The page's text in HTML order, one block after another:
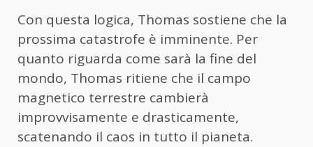
Con questa logica, Thomas sostiene che la
prossima catastrofe è imminente. Per
quanto riguarda come sarà la fine del
mondo, Thomas ritiene che il campo
magnetico terrestre cambierà
improvvisamente e drasticamente,
scatenando il caos in tutto il pianeta.